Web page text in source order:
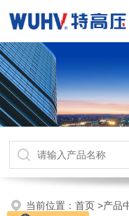
当前位置：首页>产品